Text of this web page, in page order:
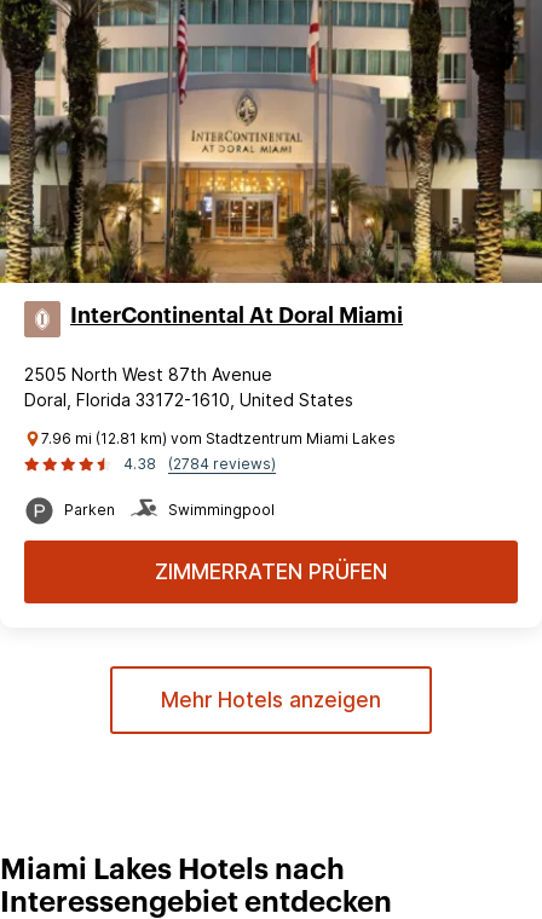
InterContinental At Doral Miami
2505 North West 87th Avenue
Doral, Florida 33172-1610, United States
7.96 mi (12.81 km) vom Stadtzentrum Miami Lakes
4.38
(2784 reviews)
Parken Swimmingpool
ZIMMERRATEN PRÜFEN
Mehr Hotels anzeigen
Miami Lakes Hotels nach
Interessengebiet entdecken